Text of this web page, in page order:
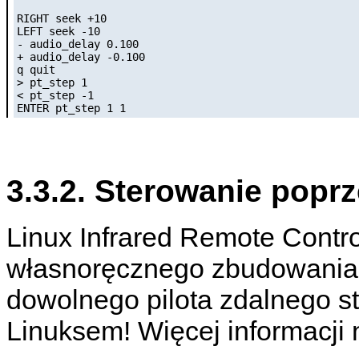
RIGHT seek +10
LEFT seek -10
- audio_delay 0.100
+ audio_delay -0.100
q quit
> pt_step 1
< pt_step -1
ENTER pt_step 1 1
3.3.2. Sterowanie
Linux Infrared Remote
własnoręcznego
dowolnego pilota zdalnego
Linuksem! Więcej informacji